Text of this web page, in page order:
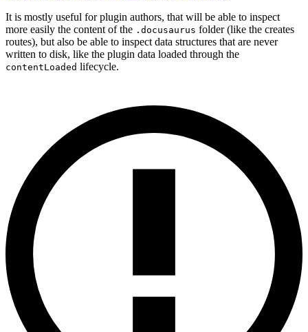
It is mostly useful for plugin authors, that will be able to inspect
more easily the content of the .docusaurus folder (like the creates
routes), but also be able to inspect data structures that are never
written to disk, like the plugin data loaded through the
contentLoaded lifecycle.